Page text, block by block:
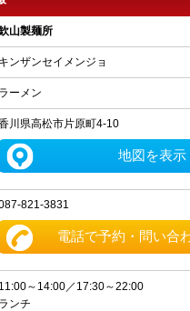
山製麺所
キンザンセイメンジョ
ラーメン
川県高松市片原町4-10
地図を表示
821-3831
電話で予約・問い合
11:00～14:00／17:30～22:00
ランチ